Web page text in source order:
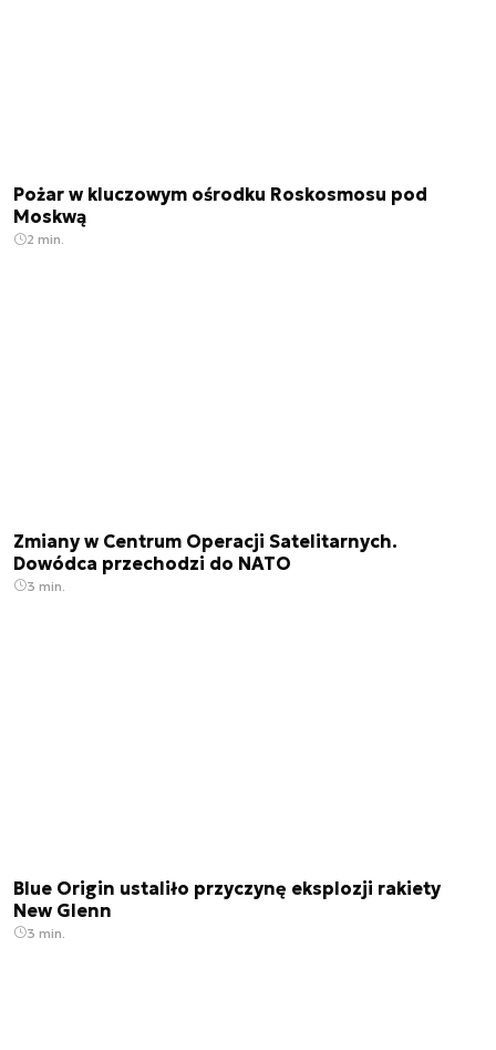
Pożar w kluczowym ośrodku Roskosmosu pod
Moskwą
2 min.
Zmiany w Centrum Operacji Satelitarnych.
Dowódca przechodzi do NATO
3 min.
Blue Origin ustaliło przyczynę eksplozji rakiety
New Glenn
3 min.